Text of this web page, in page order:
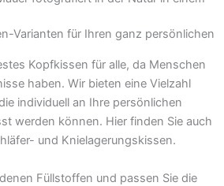
Varianten für Ihren ganz persönlichen
Kopfkissen für alle, da Menschen
haben. Wir bieten eine Vielzahl
individuell an Ihre persönlichen
werden können. Hier finden Sie auch
und Knielagerungskissen.
Füllstoffen und passen Sie die